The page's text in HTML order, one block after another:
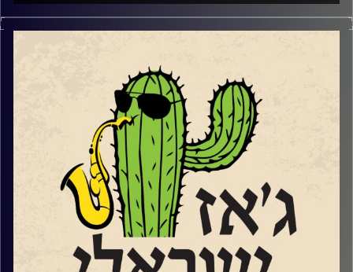
מאז ה 7.10.2023, הביטוי שנאת אחים או שנאת חינם או סתם
אפילו סתם שנאה, מקבל משמעות אחרת. ולצערינו לרבים מידי
מפתיע, לא אצל כולם זו אהבת חינם. אבל אנחנו תוכנית קירוב
לבבות תמידית שמנסה לקרב אוהבי מוזיקה ישראלים לג'ז
הישראלי. ואנחנו עושים זאת באהבה גדולה. אהבת חינם…
השבוע בגלל שעברנו את תשעה באב ובגלל שאנחנו תוכנית
ישראלית, שמענו הרבה יותר שירים עם מילים אבל גם מוזיקה
אינסטרומנטלית ללב ולנשמה.
קרדיט תמונות: רותם בר-אילן